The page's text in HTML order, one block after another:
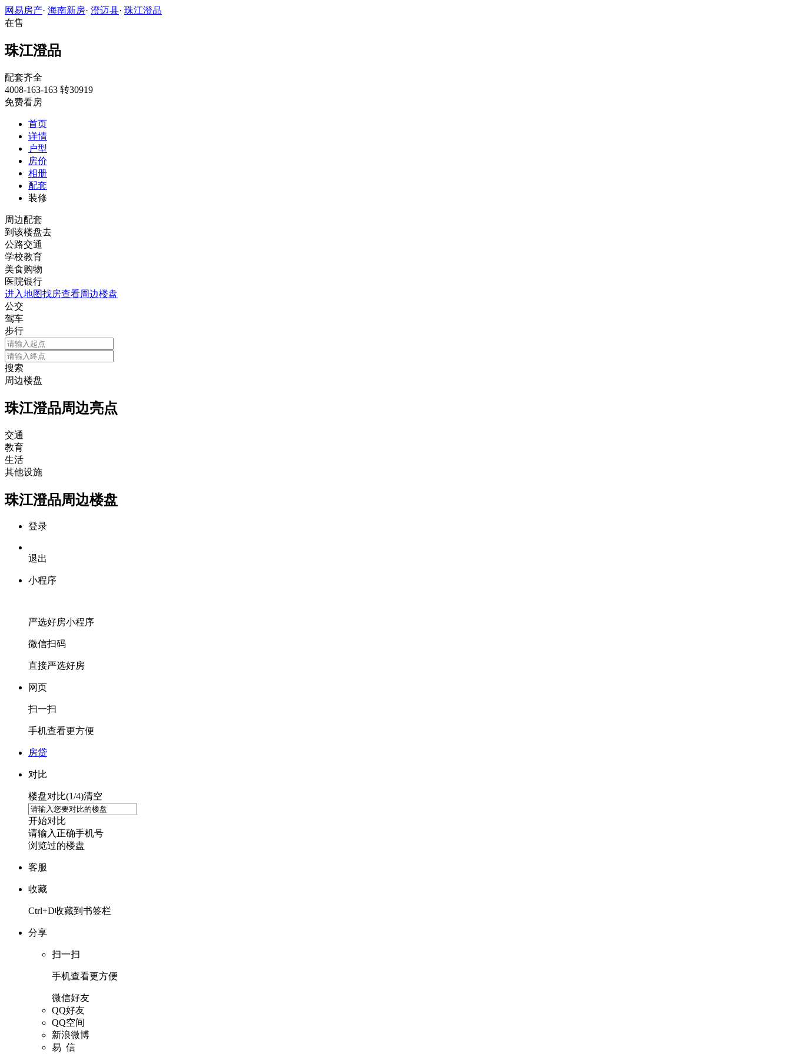
网易房产· 海南新房· 澄迈县· 珠江澄品
在售
珠江澄品
配套齐全
4008-163-163 转30919
免费看房
首页
详情
户型
房价
相册
配套
装修
周边配套
到该楼盘去
公路交通
学校教育
美食购物
医院银行
进入地图找房查看周边楼盘
公交
驾车
步行
搜索
周边楼盘
珠江澄品周边亮点
交通
教育
生活
其他设施
珠江澄品周边楼盘
登录
退出
小程序
严选好房小程序
微信扫码
直接严选好房
网页
扫一扫
手机查看更方便
房贷
对比
楼盘对比(1/4)清空
开始对比
请输入正确手机号
浏览过的楼盘
客服
收藏
Ctrl+D收藏到书签栏
分享
扫一扫
手机查看更方便
微信好友
QQ好友
QQ空间
新浪微博
易 信